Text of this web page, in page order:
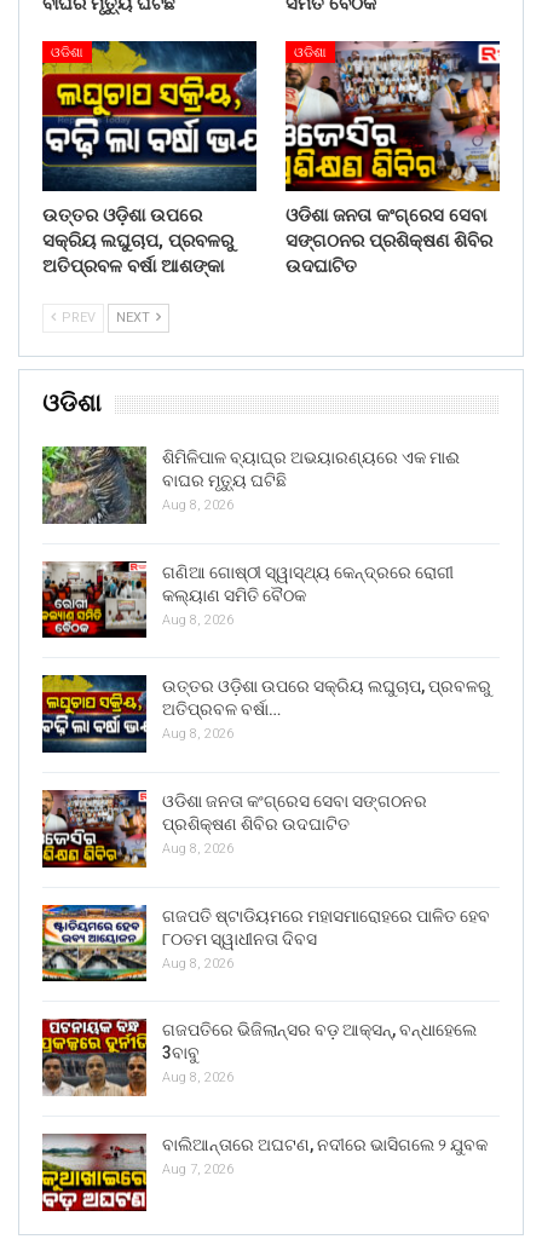
ଓଡିଶା
ଉତ୍ତର ଓଡ଼ିଶା ଉପରେ
ସକ୍ରିୟ ଲଘୁଚାପ, ପ୍ରବଳରୁ
ଅତିପ୍ରବଳ ବର୍ଷା ଆଶଙ୍କା
ଓଡିଶା
ଓଡିଶା ଜନତା କଂଗ୍ରେସ ସେବା
ସଙ୍ଗଠନର ପ୍ରଶିକ୍ଷଣ ଶିବିର
ଉଦଘାଟିତ
PREV NEXT
ଓଡିଶା
ଶିମିଳିପାଳ ବ୍ୟାଘ୍ର ଅଭୟାରଣ୍ୟରେ ଏକ ମାଈ
ବାଘର ମୃତ୍ୟୁ ଘଟିଛି
Aug 8, 2026
ଗଣିଆ ଗୋଷ୍ଠୀ ସ୍ୱାସ୍ଥ୍ୟ କେନ୍ଦ୍ରରେ ରୋଗୀ
କଲ୍ୟାଣ ସମିତି ବୈଠକ
Aug 8, 2026
ଉତ୍ତର ଓଡ଼ିଶା ଉପରେ ସକ୍ରିୟ ଲଘୁଚାପ, ପ୍ରବଳରୁ
ଅତିପ୍ରବଳ ବର୍ଷା…
Aug 8, 2026
ଓଡିଶା ଜନତା କଂଗ୍ରେସ ସେବା ସଙ୍ଗଠନର
ପ୍ରଶିକ୍ଷଣ ଶିବିର ଉଦଘାଟିତ
Aug 8, 2026
ଗଜପତି ଷ୍ଟାଡିୟମରେ ମହାସମାରୋହରେ ପାଳିତ ହେବ
୮୦ତମ ସ୍ୱାଧୀନତା ଦିବସ
Aug 8, 2026
ଗଜପତିରେ ଭିଜିଲାନ୍ସର ବଡ଼ ଆକ୍ସନ୍, ବନ୍ଧାହେଲେ
3ବାବୁ
Aug 8, 2026
ବାଲିଆନ୍ତାରେ ଅଘଟଣ, ନଦୀରେ ଭାସିଗଲେ ୨ ଯୁବକ
Aug 7, 2026